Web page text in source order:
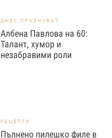
ДНЕС ПРАЗНУВАТ
Албена Павлова на 60:
Талант, хумор и
незабравими роли
РЕЦЕПТИ
Пълнено пилешко филе в